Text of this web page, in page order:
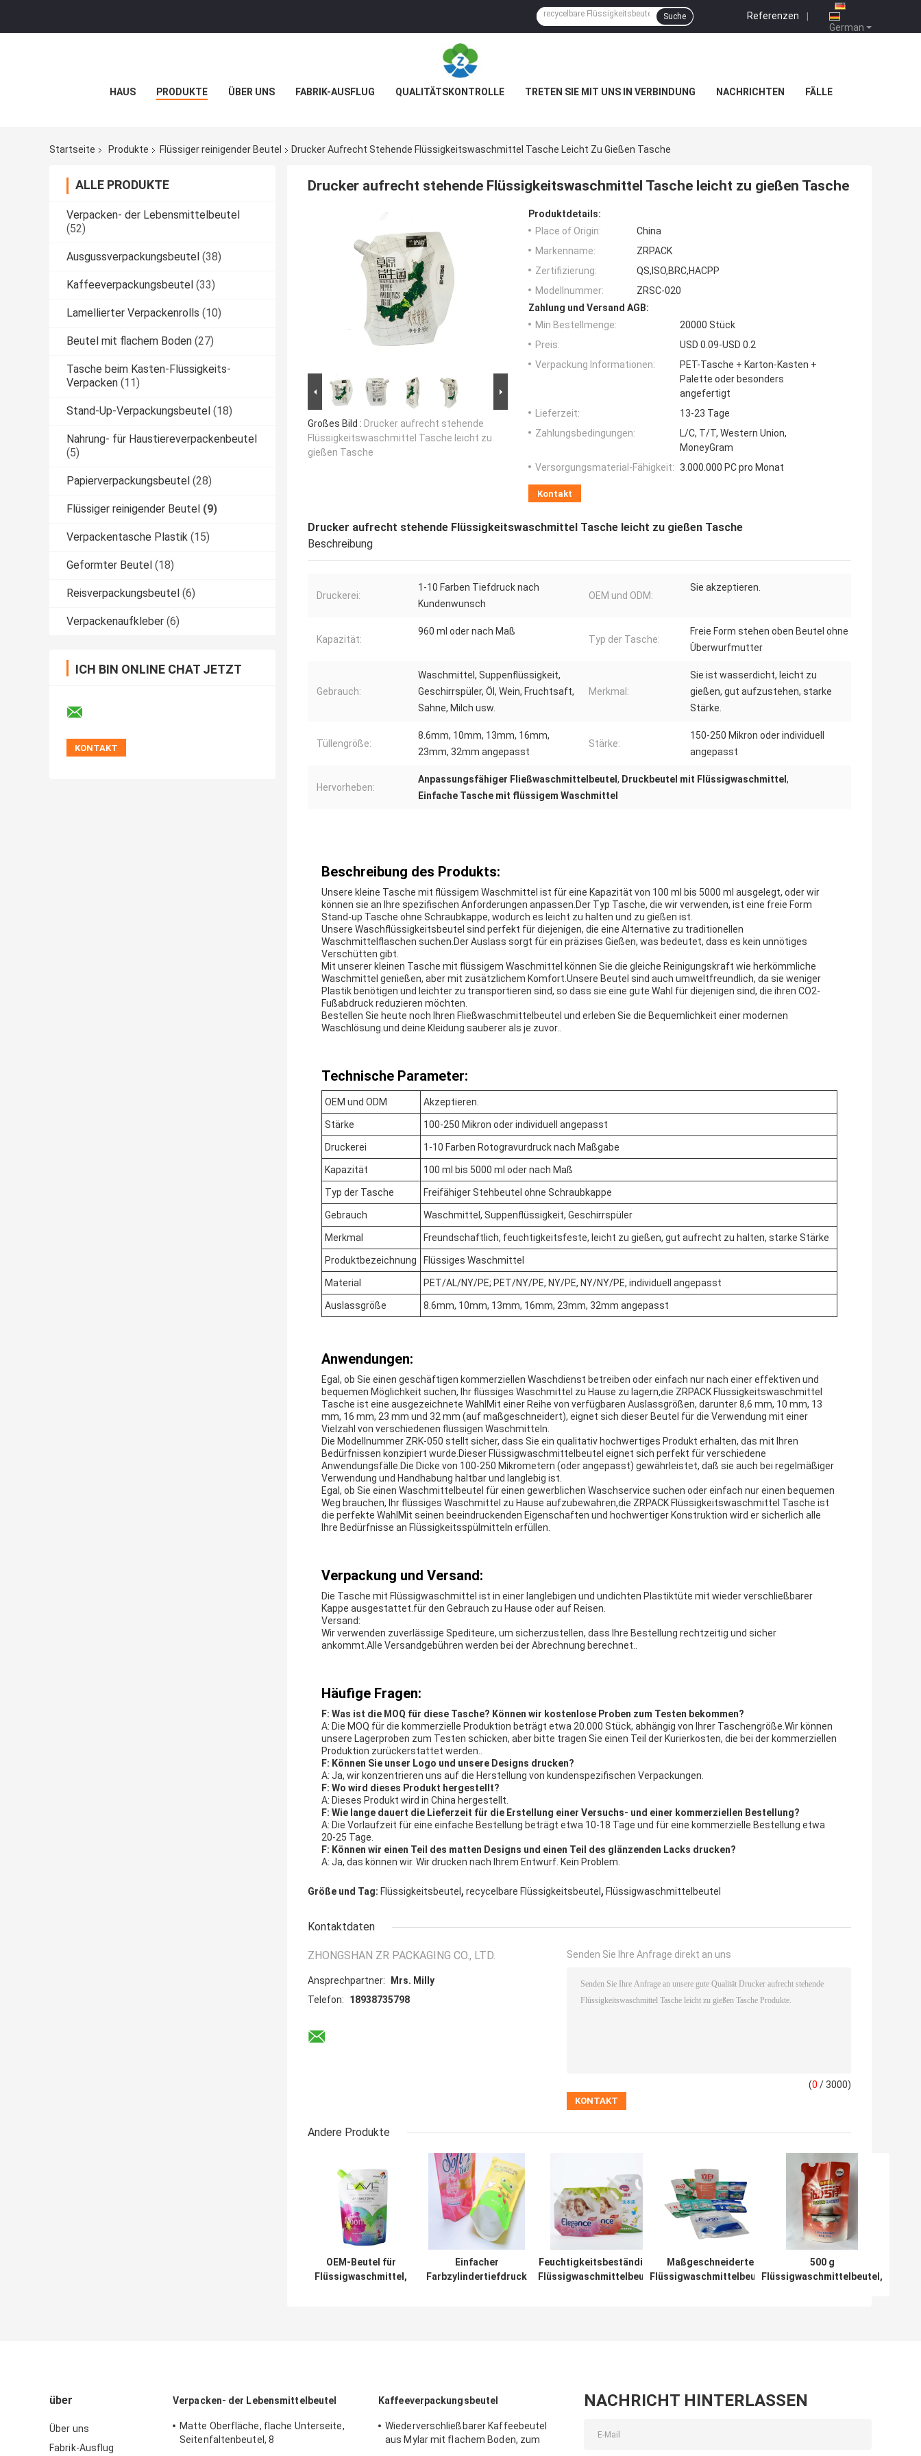
German
Referenzen |
Suche
HAUS PRODUKTE ÜBER UNS FABRIK-AUSFLUG QUALITÄTSKONTROLLE TRETEN SIE MIT UNS IN VERBINDUNG NACHRICHTEN FÄLLE
Startseite Produkte Flüssiger reinigender Beutel Drucker Aufrecht Stehende Flüssigkeitswaschmittel Tasche Leicht Zu Gießen Tasche
ALLE PRODUKTE
Verpacken- der Lebensmittelbeutel
(52)
Ausgussverpackungsbeutel (38)
Kaffeeverpackungsbeutel (33)
Lamellierter Verpackenrolls (10)
Beutel mit flachem Boden (27)
Tasche beim Kasten-Flüssigkeits-
Verpacken (11)
Stand-Up-Verpackungsbeutel (18)
Nahrung- für Haustiereverpackenbeutel
(5)
Papierverpackungsbeutel (28)
Flüssiger reinigender Beutel (9)
Verpackentasche Plastik (15)
Geformter Beutel (18)
Reisverpackungsbeutel (6)
Verpackenaufkleber (6)
ICH BIN ONLINE CHAT JETZT
Drucker aufrecht stehende Flüssigkeitswaschmittel Tasche leicht zu gießen Tasche
Großes Bild : Drucker aufrecht stehende
Flüssigkeitswaschmittel Tasche leicht zu
gießen Tasche
Produktdetails:
Place of Origin:
China
Markenname:
ZRPACK
Zertifizierung:
QS,ISO,BRC,HACPP
Modellnummer:
ZRSC-020
Zahlung und Versand AGB:
Min Bestellmenge:
20000 Stück
Preis:
USD 0.09-USD 0.2
Verpackung Informationen:
PET-Tasche + Karton-Kasten +
Palette oder besonders
angefertigt
Lieferzeit:
13-23 Tage
Zahlungsbedingungen:
L/C, T/T, Western Union,
MoneyGram
Versorgungsmaterial-Fähigkeit: 3.000.000 PC pro Monat
Kontakt
Drucker aufrecht stehende Flüssigkeitswaschmittel Tasche leicht zu gießen Tasche
Beschreibung
Druckerei:
1-10 Farben Tiefdruck nach
Kundenwunsch
OEM und ODM:
Sie akzeptieren.
Kapazität:
960 ml oder nach Maß
Typ der Tasche:
Freie Form stehen oben Beutel ohne
Überwurfmutter
Gebrauch:
Waschmittel, Suppenflüssigkeit,
Geschirrspüler, Öl, Wein, Fruchtsaft,
Sahne, Milch usw.
Merkmal:
Sie ist wasserdicht, leicht zu
gießen, gut aufzustehen, starke
Stärke.
Tüllengröße:
8.6mm, 10mm, 13mm, 16mm,
23mm, 32mm angepasst
Stärke:
150-250 Mikron oder individuell
angepasst
Hervorheben:
Anpassungsfähiger Fließwaschmittelbeutel , Druckbeutel mit Flüssigwaschmittel ,
Einfache Tasche mit flüssigem Waschmittel
Beschreibung des Produkts:
Unsere kleine Tasche mit flüssigem Waschmittel ist für eine Kapazität von 100 ml bis 5000 ml ausgelegt, oder wir
können sie an Ihre spezifischen Anforderungen anpassen.Der Typ Tasche, die wir verwenden, ist eine freie Form
Stand-up Tasche ohne Schraubkappe, wodurch es leicht zu halten und zu gießen ist.
Unsere Waschflüssigkeitsbeutel sind perfekt für diejenigen, die eine Alternative zu traditionellen
Waschmittelflaschen suchen.Der Auslass sorgt für ein präzises Gießen, was bedeutet, dass es kein unnötiges
Verschütten gibt.
Mit unserer kleinen Tasche mit flüssigem Waschmittel können Sie die gleiche Reinigungskraft wie herkömmliche
Waschmittel genießen, aber mit zusätzlichem Komfort.Unsere Beutel sind auch umweltfreundlich, da sie weniger
Plastik benötigen und leichter zu transportieren sind, so dass sie eine gute Wahl für diejenigen sind, die ihren CO2-
Fußabdruck reduzieren möchten.
Bestellen Sie heute noch Ihren Fließwaschmittelbeutel und erleben Sie die Bequemlichkeit einer modernen
Waschlösung.und deine Kleidung sauberer als je zuvor..
Technische Parameter:
OEM und ODM Akzeptieren.
Stärke 100-250 Mikron oder individuell angepasst
Druckerei 1-10 Farben Rotogravurdruck nach Maßgabe
Kapazität 100 ml bis 5000 ml oder nach Maß
Typ der Tasche Freifähiger Stehbeutel ohne Schraubkappe
Gebrauch Waschmittel, Suppenflüssigkeit, Geschirrspüler
Merkmal Freundschaftlich, feuchtigkeitsfeste, leicht zu gießen, gut aufrecht zu halten, starke Stärke
Produktbezeichnung Flüssiges Waschmittel
Material PET/AL/NY/PE; PET/NY/PE, NY/PE, NY/NY/PE, individuell angepasst
Auslassgröße 8.6mm, 10mm, 13mm, 16mm, 23mm, 32mm angepasst
Anwendungen:
Egal, ob Sie einen geschäftigen kommerziellen Waschdienst betreiben oder einfach nur nach einer effektiven und
bequemen Möglichkeit suchen, Ihr flüssiges Waschmittel zu Hause zu lagern,die ZRPACK Flüssigkeitswaschmittel
Tasche ist eine ausgezeichnete WahlMit einer Reihe von verfügbaren Auslassgrößen, darunter 8,6 mm, 10 mm, 13
mm, 16 mm, 23 mm und 32 mm (auf maßgeschneidert), eignet sich dieser Beutel für die Verwendung mit einer
Vielzahl von verschiedenen flüssigen Waschmitteln.
Die Modellnummer ZRK-050 stellt sicher, dass Sie ein qualitativ hochwertiges Produkt erhalten, das mit Ihren
Bedürfnissen konzipiert wurde.Dieser Flüssigwaschmittelbeutel eignet sich perfekt für verschiedene
Anwendungsfälle.Die Dicke von 100-250 Mikrometern (oder angepasst) gewährleistet, daß sie auch bei regelmäßiger
Verwendung und Handhabung haltbar und langlebig ist.
Egal, ob Sie einen Waschmittelbeutel für einen gewerblichen Waschservice suchen oder einfach nur einen bequemen
Weg brauchen, Ihr flüssiges Waschmittel zu Hause aufzubewahren,die ZRPACK Flüssigkeitswaschmittel Tasche ist
die perfekte WahlMit seinen beeindruckenden Eigenschaften und hochwertiger Konstruktion wird er sicherlich alle
Ihre Bedürfnisse an Flüssigkeitsspülmitteln erfüllen.
Verpackung und Versand:
Die Tasche mit Flüssigwaschmittel ist in einer langlebigen und undichten Plastiktüte mit wieder verschließbarer
Kappe ausgestattet.für den Gebrauch zu Hause oder auf Reisen.
Versand:
Wir verwenden zuverlässige Spediteure, um sicherzustellen, dass Ihre Bestellung rechtzeitig und sicher
ankommt.Alle Versandgebühren werden bei der Abrechnung berechnet..
Häufige Fragen:
F: Was ist die MOQ für diese Tasche? Können wir kostenlose Proben zum Testen bekommen?
A: Die MOQ für die kommerzielle Produktion beträgt etwa 20.000 Stück, abhängig von Ihrer Taschengröße.Wir können
unsere Lagerproben zum Testen schicken, aber bitte tragen Sie einen Teil der Kurierkosten, die bei der kommerziellen
Produktion zurückerstattet werden..
F: Können Sie unser Logo und unsere Designs drucken?
A: Ja, wir konzentrieren uns auf die Herstellung von kundenspezifischen Verpackungen.
F: Wo wird dieses Produkt hergestellt?
A: Dieses Produkt wird in China hergestellt.
F: Wie lange dauert die Lieferzeit für die Erstellung einer Versuchs- und einer kommerziellen Bestellung?
A: Die Vorlaufzeit für eine einfache Bestellung beträgt etwa 10-18 Tage und für eine kommerzielle Bestellung etwa
20-25 Tage.
F: Können wir einen Teil des matten Designs und einen Teil des glänzenden Lacks drucken?
A: Ja, das können wir. Wir drucken nach Ihrem Entwurf. Kein Problem.
Größe und Tag: Flüssigkeitsbeutel , recycelbare Flüssigkeitsbeutel , Flüssigwaschmittelbeutel
Kontaktdaten
ZHONGSHAN ZR PACKAGING CO., LTD.
Ansprechpartner:
Mrs. Milly
Telefon:
18938735798
Senden Sie Ihre Anfrage direkt an uns
(0 / 3000)
Andere Produkte
OEM-Beutel für
Flüssigwaschmittel,
Einfacher
Farbzylindertiefdruck
Feuchtigkeitsbeständiger
Flüssigwaschmittelbeutel,
Maßgeschneiderte
Flüssigwaschmittelbeutel,
500 g
Flüssigwaschmittelbeutel,
über
Über uns
Fabrik-Ausflug
Verpacken- der Lebensmittelbeutel
Matte Oberfläche, flache Unterseite,
Seitenfaltenbeutel, 8
Kaffeeverpackungsbeutel
Wiederverschließbarer Kaffeebeutel
aus Mylar mit flachem Boden, zum
NACHRICHT HINTERLASSEN